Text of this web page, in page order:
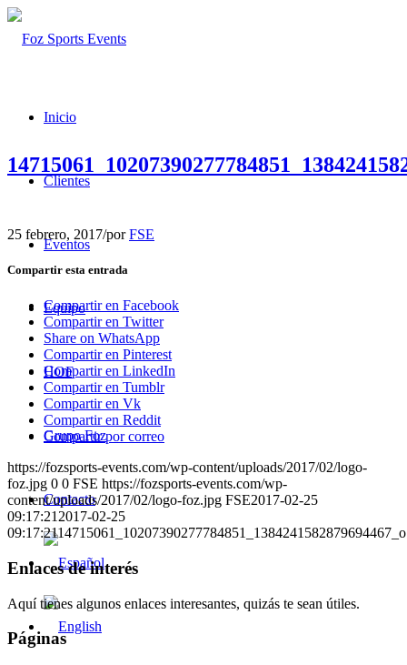
Inicio
Clientes
Eventos
Equipo
HOF
Grupo Foz
Contacto
25 febrero, 2017/porFSE
Compartir esta entrada
Compartir en Facebook
Compartir en Twitter
Share on WhatsApp
Compartir en Pinterest
Compartir en LinkedIn
Compartir en Tumblr
Compartir en Vk
Compartir en Reddit
Compartir por correo
https://fozsports-events.com/wp-content/uploads/2017/02/logo-
foz.jpg 0 0 FSE https://fozsports-events.com/wp-
content/uploads/2017/02/logo-foz.jpg FSE2017-02-25
09:17:21 2017-02-25
09:17:2114715061_10207390277784851_1384241582879694467_o
Enlaces de interés
Aquí tienes algunos enlaces interesantes, quizás te sean útiles.
Páginas